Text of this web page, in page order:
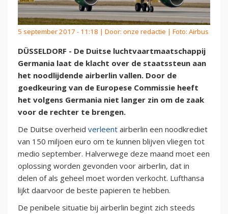
5 september 2017 - 11:18 | Door: onze redactie | Foto: Airbus
DÜSSELDORF - De Duitse luchtvaartmaatschappij
Germania laat de klacht over de staatssteun aan
het noodlijdende airberlin vallen. Door de
goedkeuring van de Europese Commissie heeft
het volgens Germania niet langer zin om de zaak
voor de rechter te brengen.
De Duitse overheid verleent airberlin een noodkrediet
van 150 miljoen euro om te kunnen blijven vliegen tot
medio september. Halverwege deze maand moet een
oplossing worden gevonden voor airberlin, dat in
delen of als geheel moet worden verkocht. Lufthansa
lijkt daarvoor de beste papieren te hebben.
De penibele situatie bij airberlin begint zich steeds